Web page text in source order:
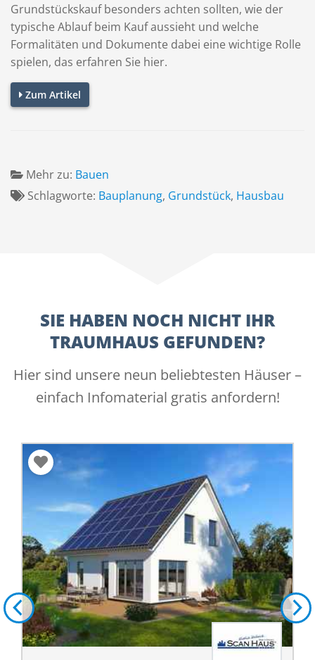
Grundstückskauf besonders achten sollten, wie der
typische Ablauf beim Kauf aussieht und welche
Formalitäten und Dokumente dabei eine wichtige Rolle
spielen, das erfahren Sie hier.
Zum Artikel
Mehr zu: Bauen
Schlagworte: Bauplanung, Grundstück, Hausbau
SIE HABEN NOCH NICHT IHR
TRAUMHAUS GEFUNDEN?
Hier sind unsere neun beliebtesten Häuser –
einfach Infomaterial gratis anfordern!